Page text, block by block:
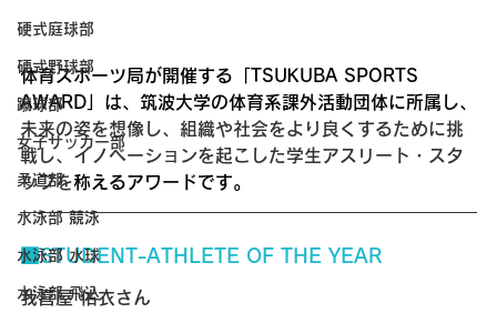
硬式庭球部
硬式野球部
蹴球部
女子サッカー部
柔道部
水泳部 競泳
水泳部 水球
水泳部 飛込
体育スポーツ局が開催する「TSUKUBA SPORTS
AWARD」は、筑波大学の体育系課外活動団体に所属し、
未来の姿を想像し、組織や社会をより良くするために挑
戦し、イノベーションを起こした学生アスリート・スタ
ッフを称えるアワードです。
■STUDENT-ATHLETE OF THE YEAR
我喜屋 佑衣さん